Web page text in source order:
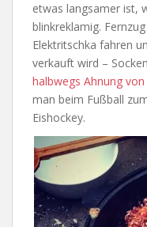
etwas langsamer ist,
blinkreklamig.
Elektritschka fahren
verkauft wird –
halbwegs Ahnung
man beim Fußball
Eishockey.